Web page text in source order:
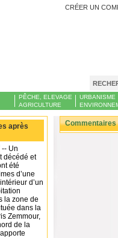
CRÉER UN
PÊCHE, ELEVAGE
AGRICULTURE
URBANISME
après
-- Un
décédé et
été
d’une
d’un
la zone de
dans la
Zemmour,
de la
Commentaires